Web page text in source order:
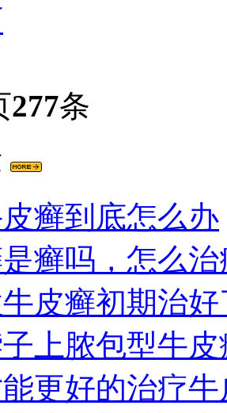
277条
癣到底怎么办
癣吗，怎么治
皮癣初期治
上脓包型牛
更好的治疗牛